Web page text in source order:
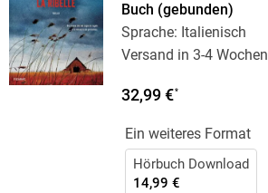
Buch (gebunden)
Sprache: Italienisch
Versand in 3-4 Wochen
32,99 €*
Ein weiteres Format
Hörbuch Download
14,99 €